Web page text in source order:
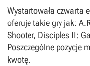
Wystartowała czwarta
oferuje takie gry jak:
Shooter, Disciples II:
Poszczególne pozycje
kwotę.